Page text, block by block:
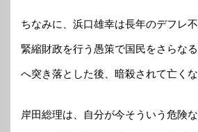
ちなみに、浜口雄幸は長年のデフレ不
緊縮財政を行う愚策で国民をさらな
へ突き落とした後、暗殺されて亡くな
岸田総理は、自分が今そういう危険